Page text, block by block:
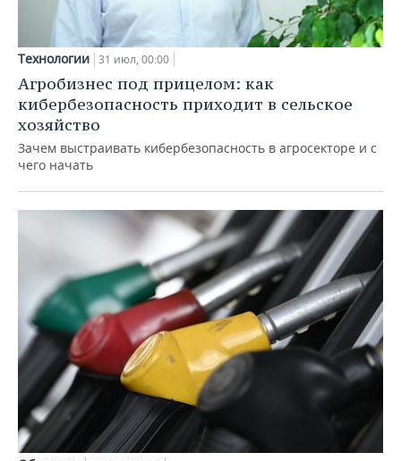
Технологии 31 июл, 00:00
Агробизнес под прицелом: как
кибербезопасность приходит в сельское
хозяйство
Зачем выстраивать кибербезопасность в агросекторе и с
чего начать